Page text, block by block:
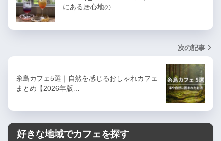
にある居心地の…
次の記事
糸島カフェ5選｜自然を感じるおしゃれカフェ
まとめ【2026年版…
好きな地域でカフェを探す